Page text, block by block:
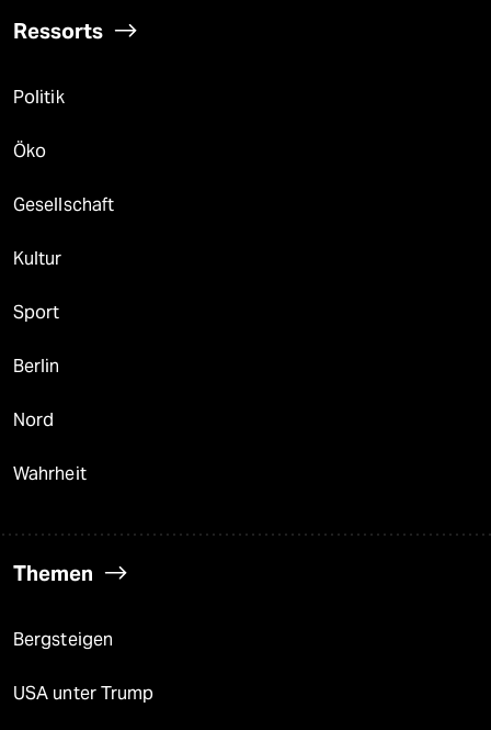
Ressorts
Politik
Öko
Gesellschaft
Kultur
Sport
Berlin
Nord
Wahrheit
Themen
Bergsteigen
USA unter Trump